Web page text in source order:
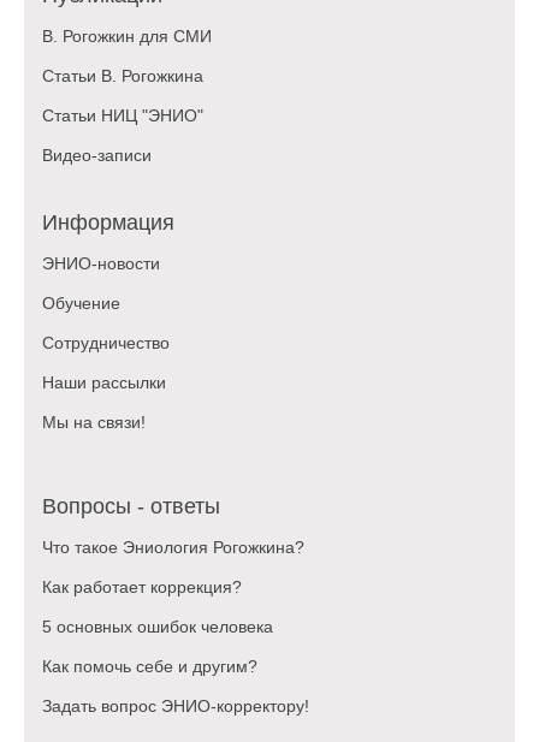
В. Рогожкин для СМИ
Статьи В. Рогожкина
Статьи НИЦ "ЭНИО"
Видео-записи
Информация
ЭНИО-новости
Обучение
Сотрудничество
Наши рассылки
Мы на связи!
Вопросы - ответы
Что такое Эниология Рогожкина?
Как работает коррекция?
5 основных ошибок человека
Как помочь себе и другим?
Задать вопрос ЭНИО-корректору!